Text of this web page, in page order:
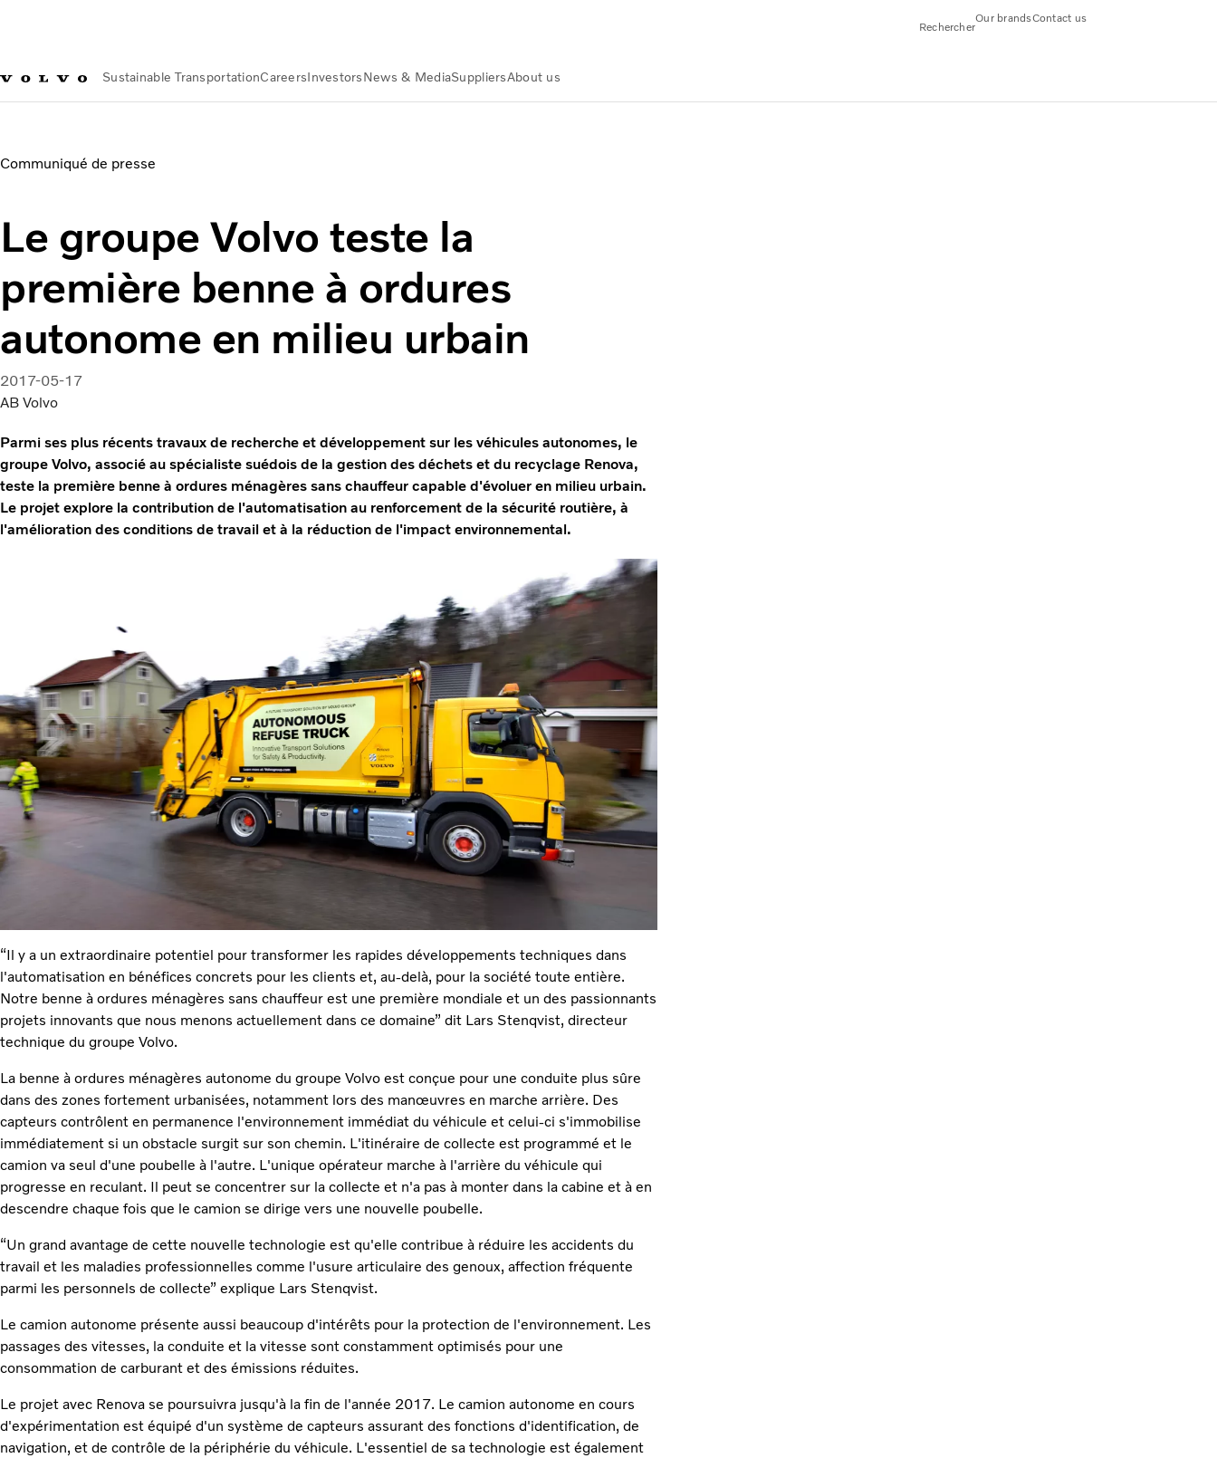
Rechercher
Our brandsContact us
Sustainable TransportationCareersInvestorsNews & MediaSuppliersAbout us
Communiqué de presse
Le groupe Volvo teste la
première benne à ordures
autonome en milieu urbain
2017-05-17
AB Volvo
Parmi ses plus récents travaux de recherche et développement sur les véhicules autonomes, le
groupe Volvo, associé au spécialiste suédois de la gestion des déchets et du recyclage Renova,
teste la première benne à ordures ménagères sans chauffeur capable d'évoluer en milieu urbain.
Le projet explore la contribution de l'automatisation au renforcement de la sécurité routière, à
l'amélioration des conditions de travail et à la réduction de l'impact environnemental.
“Il y a un extraordinaire potentiel pour transformer les rapides développements techniques dans
l'automatisation en bénéfices concrets pour les clients et, au-delà, pour la société toute entière.
Notre benne à ordures ménagères sans chauffeur est une première mondiale et un des passionnants
projets innovants que nous menons actuellement dans ce domaine” dit Lars Stenqvist, directeur
technique du groupe Volvo.
La benne à ordures ménagères autonome du groupe Volvo est conçue pour une conduite plus sûre
dans des zones fortement urbanisées, notamment lors des manœuvres en marche arrière. Des
capteurs contrôlent en permanence l'environnement immédiat du véhicule et celui-ci s'immobilise
immédiatement si un obstacle surgit sur son chemin. L'itinéraire de collecte est programmé et le
camion va seul d'une poubelle à l'autre. L'unique opérateur marche à l'arrière du véhicule qui
progresse en reculant. Il peut se concentrer sur la collecte et n'a pas à monter dans la cabine et à en
descendre chaque fois que le camion se dirige vers une nouvelle poubelle.
“Un grand avantage de cette nouvelle technologie est qu'elle contribue à réduire les accidents du
travail et les maladies professionnelles comme l'usure articulaire des genoux, affection fréquente
parmi les personnels de collecte” explique Lars Stenqvist.
Le camion autonome présente aussi beaucoup d'intérêts pour la protection de l'environnement. Les
passages des vitesses, la conduite et la vitesse sont constamment optimisés pour une
consommation de carburant et des émissions réduites.
Le projet avec Renova se poursuivra jusqu'à la fin de l'année 2017. Le camion autonome en cours
d'expérimentation est équipé d'un système de capteurs assurant des fonctions d'identification, de
navigation, et de contrôle de la périphérie du véhicule. L'essentiel de sa technologie est également